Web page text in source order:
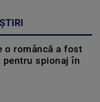
o româncă a fost
pentru spionaj în